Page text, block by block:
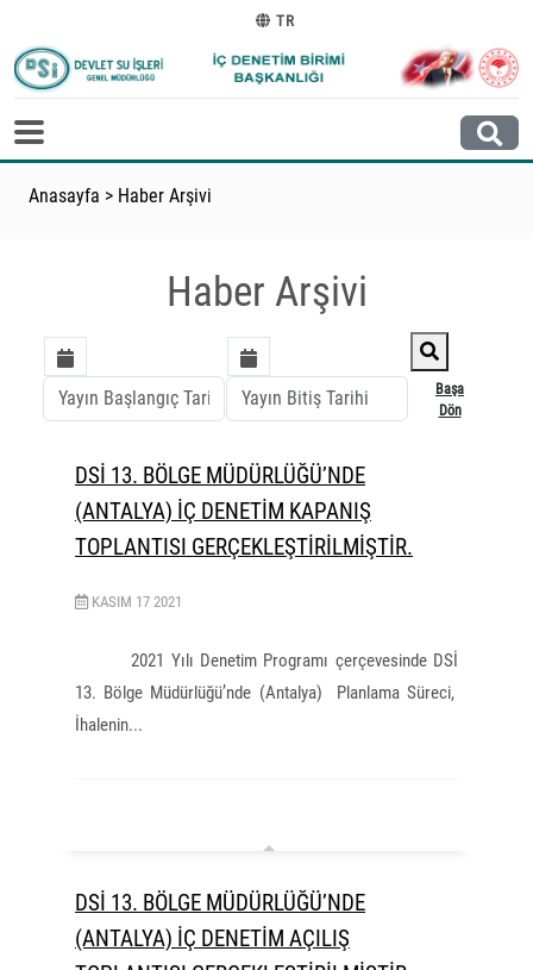
TR
Anasayfa > Haber Arşivi
Haber Arşivi
Başa
Dön
DSİ 13. BÖLGE MÜDÜRLÜĞÜ’NDE
(ANTALYA) İÇ DENETİM KAPANIŞ
TOPLANTISI GERÇEKLEŞTİRİLMİŞTİR.
KASIM 17 2021
2021 Yılı Denetim Programı çerçevesinde DSİ
13. Bölge Müdürlüğü’nde (Antalya) Planlama Süreci,
İhalenin...
DSİ 13. BÖLGE MÜDÜRLÜĞÜ’NDE
(ANTALYA) İÇ DENETİM AÇILIŞ